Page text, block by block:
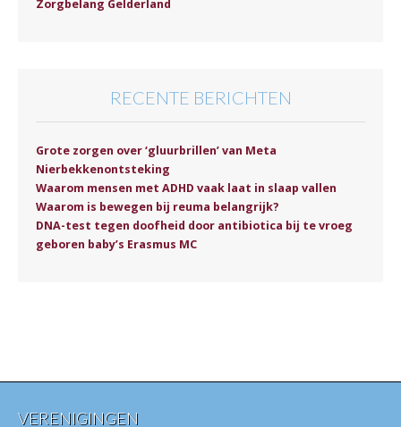
Zorgbelang Gelderland
RECENTE BERICHTEN
Grote zorgen over ‘gluurbrillen’ van Meta
Nierbekkenontsteking
Waarom mensen met ADHD vaak laat in slaap vallen
Waarom is bewegen bij reuma belangrijk?
DNA-test tegen doofheid door antibiotica bij te vroeg
geboren baby’s Erasmus MC
VERENIGINGEN